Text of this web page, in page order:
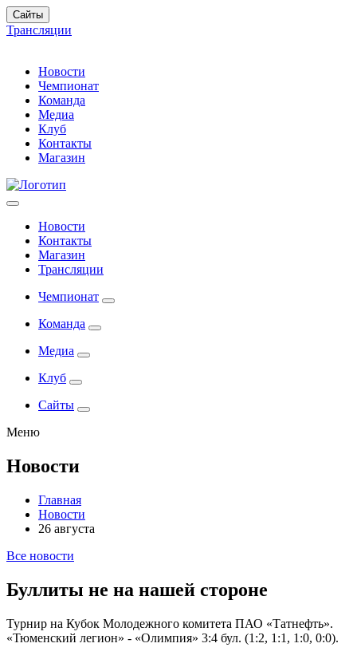
Сайты
Трансляции
Новости
Чемпионат
Команда
Медиа
Клуб
Контакты
Магазин
Новости
Контакты
Магазин
Трансляции
Чемпионат
Команда
Медиа
Клуб
Сайты
Меню
Новости
Главная
Новости
26 августа
Все новости
Буллиты не на нашей стороне
Турнир на Кубок Молодежного комитета ПАО «Татнефть».
«Тюменский легион» - «Олимпия» 3:4 бул. (1:2, 1:1, 1:0, 0:0).